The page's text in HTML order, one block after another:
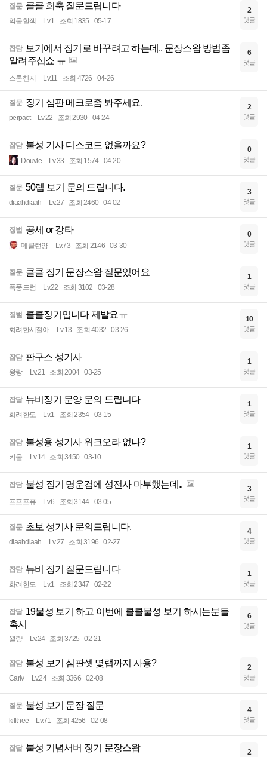
질문 클클 희축 질문드립니다
억울할잭 Lv.1 조회 1835 05-17
2
댓글
잡담
보기에서 징기로 바꾸려고 하는데.. 문장스왑 방법좀
알려주십쇼 ㅠ
스톤헨지 Lv.11 조회 4726 04-26
6
댓글
질문 징기 심판 메크로좀 봐주세요.
perpact Lv.22 조회 2930 04-24
2
댓글
잡담 불성 기사 디스코드 없을까요?
Douvle Lv.33 조회 1574 04-20
0
댓글
질문 50렙 보기 문의 드립니다.
diaahdiaah Lv.27 조회 2460 04-02
3
댓글
징벌 공세 or 강타
데클런양 Lv.73 조회 2146 03-30
0
댓글
질문 클클 징기 문장스왑 질문있어요
폭풍드럼 Lv.22 조회 3102 03-28
1
댓글
징벌 클클징기입니다 제발요ㅠ
화려한시절아 Lv.13 조회 4032 03-26
10
댓글
잡담 판구스 성기사
왕랑 Lv.21 조회 2004 03-25
1
댓글
잡담 뉴비징기 문양 문의 드립니다
화려한도 Lv.1 조회 2354 03-15
1
댓글
잡담 불성용 성기사 위크오라 없나?
키울 Lv.14 조회 3450 03-10
1
댓글
잡담 불성 징기 명운검에 성전사 마부했는데..
프프프퓨 Lv.6 조회 3144 03-05
3
댓글
질문 초보 성기사 문의드립니다.
diaahdiaah Lv.27 조회 3196 02-27
4
댓글
잡담 뉴비 징기 질문드립니다
화려한도 Lv.1 조회 2347 02-22
1
댓글
잡담 19불성 보기 하고 이번에 클클불성 보기 하시는분들
혹시
왈량 Lv.24 조회 3725 02-21
6
댓글
잡담 불성 보기 심판셋 몇랩까지 사용?
Cariv Lv.24 조회 3366 02-08
2
댓글
질문 불성 보기 문장 질문
killthee Lv.71 조회 4256 02-08
4
댓글
잡담 불성 기념서버 징기 문장스왑 2